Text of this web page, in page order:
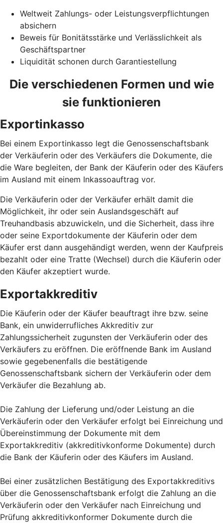
Weltweit Zahlungs- oder Leistungsverpflichtungen
absichern
Beweis für Bonitätsstärke und Verlässlichkeit als
Geschäftspartner
Liquidität schonen durch Garantiestellung
Die verschiedenen Formen und wie
sie funktionieren
Exportinkasso
Bei einem Exportinkasso legt die Genossenschaftsbank
der Verkäuferin oder des Verkäufers die Dokumente, die
die Ware begleiten, der Bank der Käuferin oder des Käufers
im Ausland mit einem Inkassoauftrag vor.
Die Verkäuferin oder der Verkäufer erhält damit die
Möglichkeit, ihr oder sein Auslandsgeschäft auf
Treuhandbasis abzuwickeln, und die Sicherheit, dass ihre
oder seine Exportdokumente der Käuferin oder dem
Käufer erst dann ausgehändigt werden, wenn der Kaufpreis
bezahlt oder eine Tratte (Wechsel) durch die Käuferin oder
den Käufer akzeptiert wurde.
Exportakkreditiv
Die Käuferin oder der Käufer beauftragt ihre bzw. seine
Bank, ein unwiderrufliches Akkreditiv zur
Zahlungssicherheit zugunsten der Verkäuferin oder des
Verkäufers zu eröffnen. Die eröffnende Bank im Ausland
sowie gegebenenfalls die bestätigende
Genossenschaftsbank sichern der Verkäuferin oder dem
Verkäufer die Bezahlung ab.
Die Zahlung der Lieferung und/oder Leistung an die
Verkäuferin oder den Verkäufer erfolgt bei Einreichung und
Übereinstimmung der Dokumente mit dem
Exportakkreditiv (akkreditivkonforme Dokumente) durch
die Bank der Käuferin oder des Käufers im Ausland.
Bei einer zusätzlichen Bestätigung des Exportakkreditivs
über die Genossenschaftsbank erfolgt die Zahlung an die
Verkäuferin oder den Verkäufer nach Einreichung und
Prüfung akkreditivkonformer Dokumente durch die